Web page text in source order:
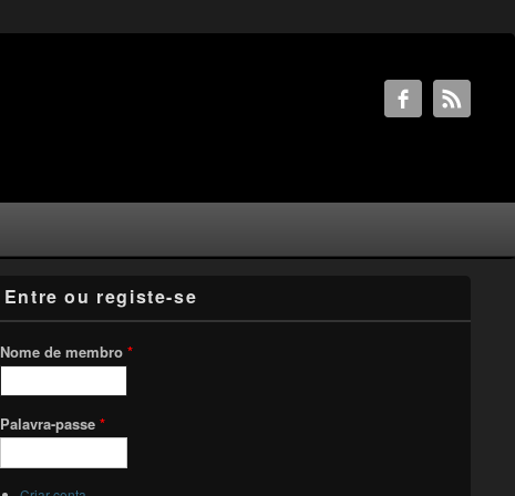
Entre ou registe-se
Nome de membro *
Palavra-passe *